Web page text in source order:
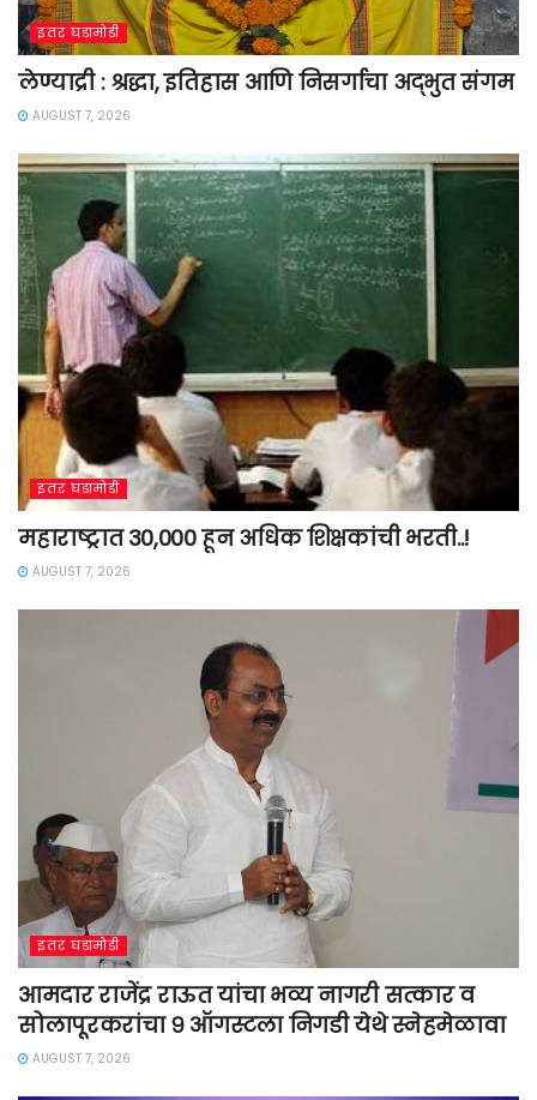
इतर घडामोडी
लेण्याद्री : श्रद्धा, इतिहास आणि निसर्गाचा अद्भुत संगम
AUGUST 7, 2026
इतर घडामोडी
महाराष्ट्रात 30,000 हून अधिक शिक्षकांची भरती..!
AUGUST 7, 2026
इतर घडामोडी
आमदार राजेंद्र राऊत यांचा भव्य नागरी सत्कार व
सोलापूरकरांचा ९ ऑगस्टला निगडी येथे स्नेहमेळावा
AUGUST 7, 2026